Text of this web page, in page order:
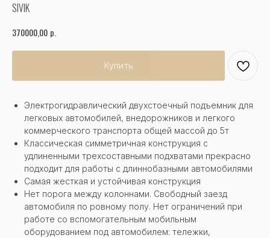
SIVIK
370000,00 р.
Купить
Электрогидравлический двухстоечный подъемник для
легковых автомобилей, внедорожников и легкого
коммерческого транспорта общей массой до 5т
Классическая симметричная конструкция с
удлиненными трехсоставными подхватами прекрасно
подходит для работы с длиннобазными автомобилями
Самая жесткая и устойчивая конструкция
Нет порога между колоннами. Свободный заезд
автомобиля по ровному полу. Нет ограничений при
работе со вспомогательным мобильным
оборудованием под автомобилем: тележки,